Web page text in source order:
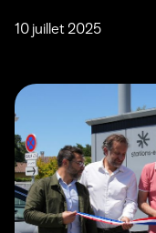
10 juillet 2025